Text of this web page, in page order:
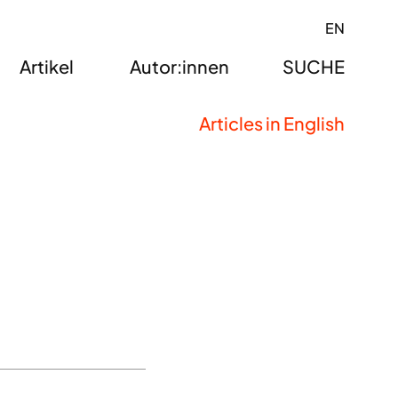
SUCHE
Artikel Autor:innen
EN
Articles in English